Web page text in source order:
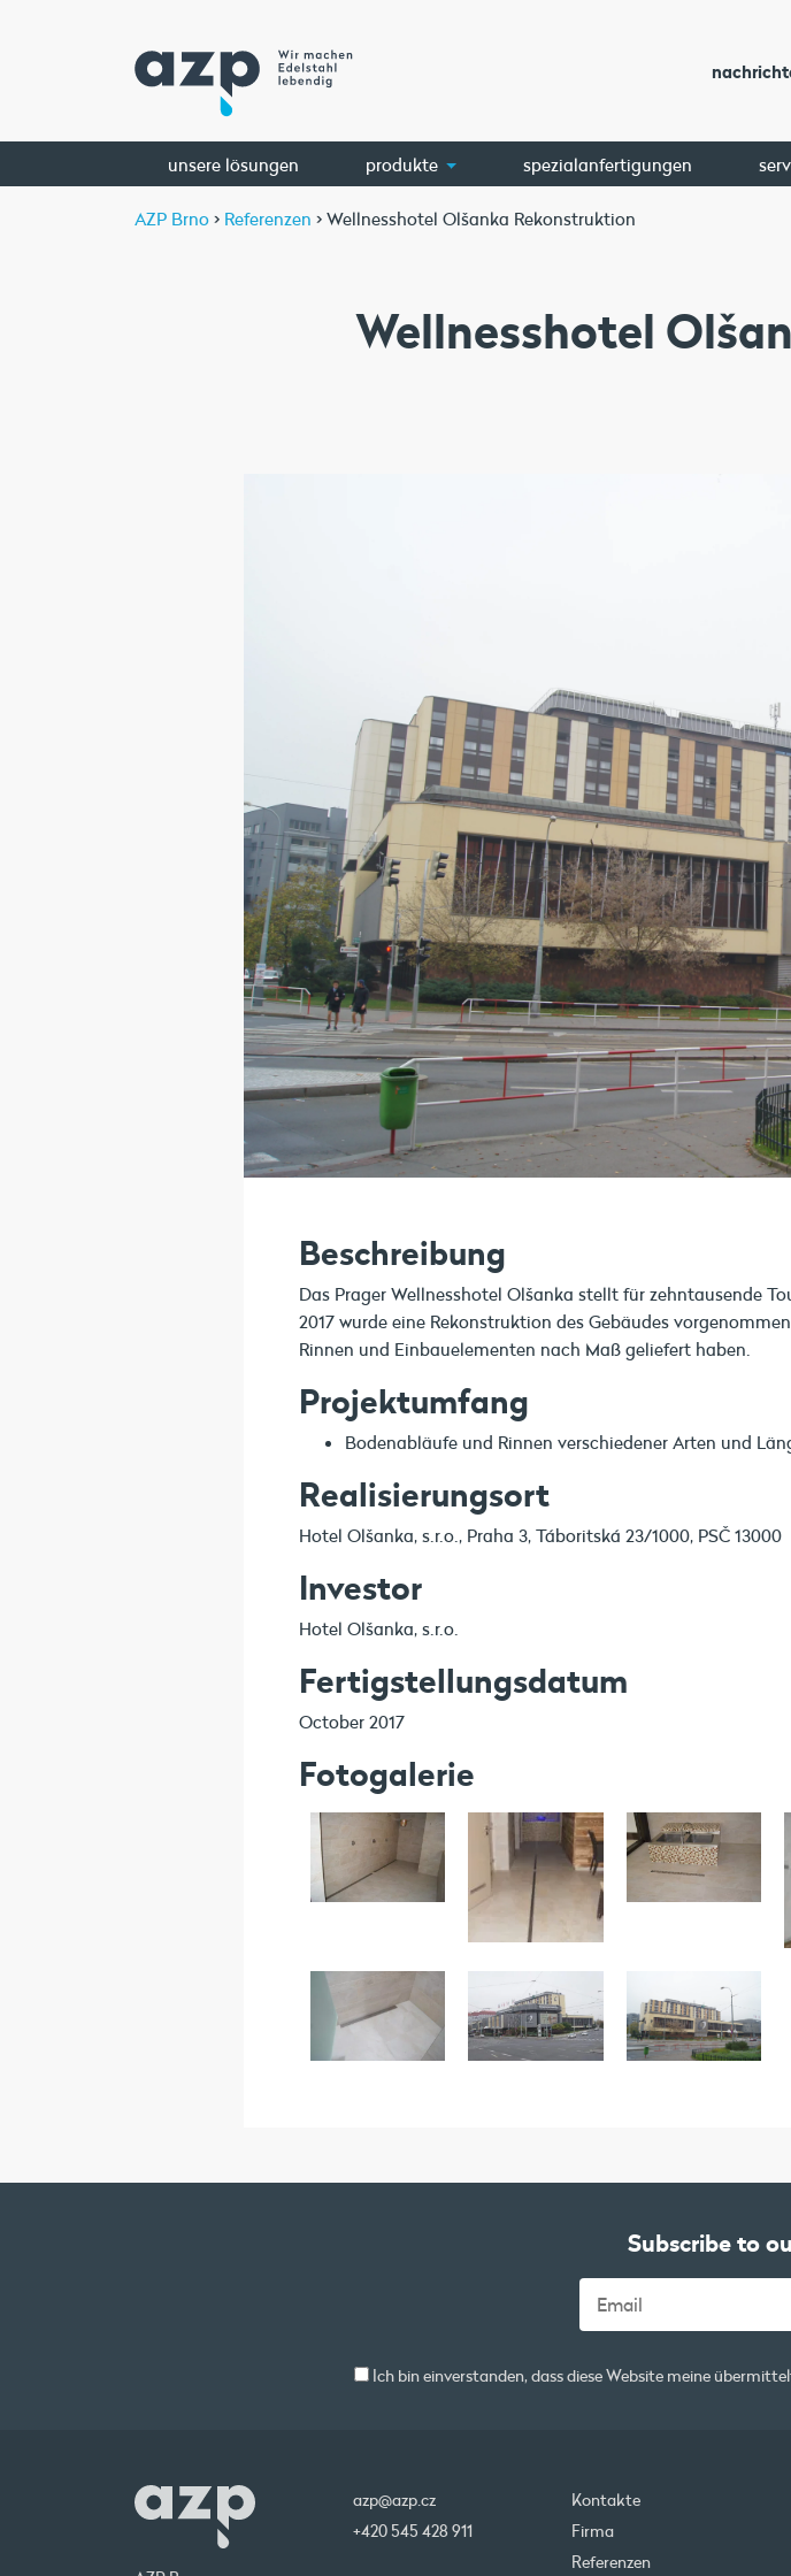
unsere lösungen produkte spezialanfertigungen
AZP Brno > Referenzen > Wellnesshotel Olšanka Rekonstruktion
Wellnesshotel
Beschreibung
Das Prager Wellnesshotel Olšanka stellt für zehntausende
2017 wurde eine Rekonstruktion des Gebäudes
Rinnen und Einbauelementen nach Maß geliefert haben.
Projektumfang
Bodenabläufe und Rinnen verschiedener Arten und
Realisierungsort
Hotel Olšanka, s.r.o., Praha 3, Táboritská 23/1000, PSČ 13000
Investor
Hotel Olšanka, s.r.o.
Fertigstellungsdatum
October 2017
Fotogalerie
Subscribe to
Ich bin einverstanden, dass diese Website meine
azp@azp.cz
+420 545 428 911
Kontakte
Firma
Referenzen